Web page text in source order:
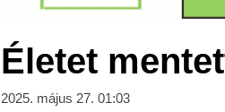
Életet
2025. május 27. 01:03